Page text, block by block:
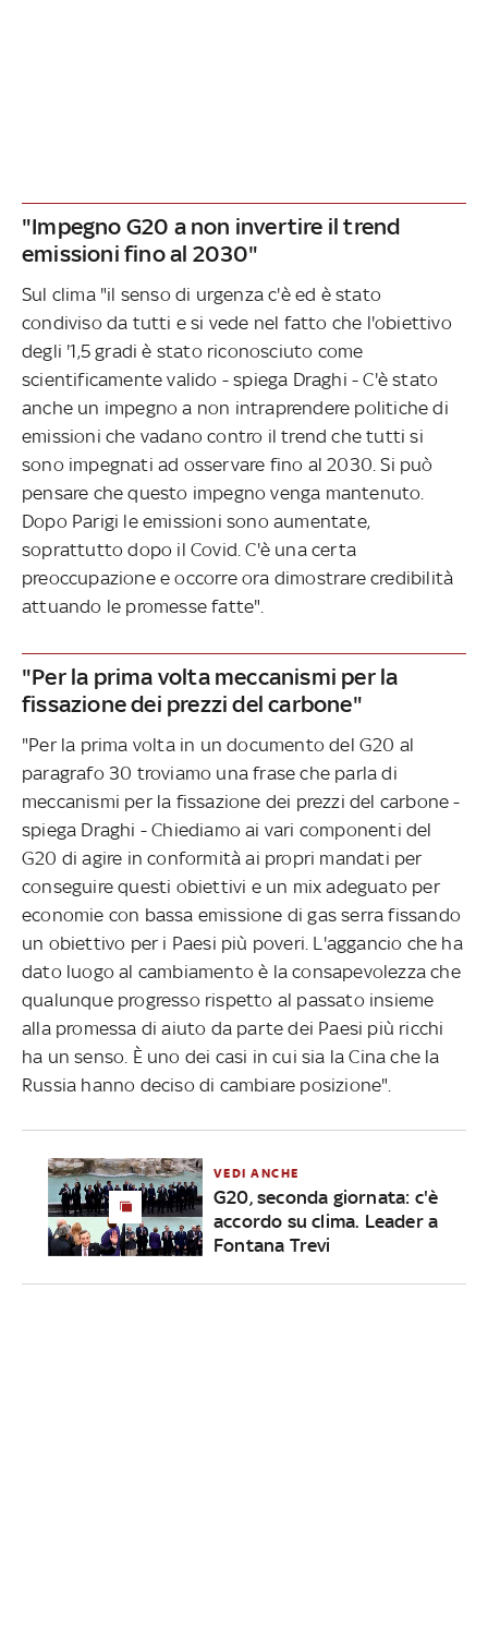
"Impegno G20 a non invertire il trend
emissioni fino al 2030"
Sul clima "il senso di urgenza c'è ed è stato
condiviso da tutti e si vede nel fatto che l'obiettivo
degli '1,5 gradi è stato riconosciuto come
scientificamente valido - spiega Draghi - C'è stato
anche un impegno a non intraprendere politiche di
emissioni che vadano contro il trend che tutti si
sono impegnati ad osservare fino al 2030. Si può
pensare che questo impegno venga mantenuto.
Dopo Parigi le emissioni sono aumentate,
soprattutto dopo il Covid. C'è una certa
preoccupazione e occorre ora dimostrare credibilità
attuando le promesse fatte".
"Per la prima volta meccanismi per la
fissazione dei prezzi del carbone"
"Per la prima volta in un documento del G20 al
paragrafo 30 troviamo una frase che parla di
meccanismi per la fissazione dei prezzi del carbone -
spiega Draghi - Chiediamo ai vari componenti del
G20 di agire in conformità ai propri mandati per
conseguire questi obiettivi e un mix adeguato per
economie con bassa emissione di gas serra fissando
un obiettivo per i Paesi più poveri. L'aggancio che ha
dato luogo al cambiamento è la consapevolezza che
qualunque progresso rispetto al passato insieme
alla promessa di aiuto da parte dei Paesi più ricchi
ha un senso. È uno dei casi in cui sia la Cina che la
Russia hanno deciso di cambiare posizione".
VEDI ANCHE
G20, seconda giornata: c'è
accordo su clima. Leader a
Fontana Trevi